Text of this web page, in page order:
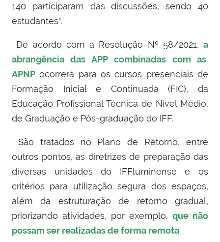
140 participaram das discussões, sendo 40
estudantes".
De acordo com a Resolução Nº 58/2021, a
abrangência das APP combinadas com as
APNP ocorrerá para os cursos presenciais de
Formação Inicial e Continuada (FIC), da
Educação Profissional Técnica de Nível Médio,
de Graduação e Pós-graduação do IFF.
São tratados no Plano de Retorno, entre
outros pontos, as diretrizes de preparação das
diversas unidades do IFFluminense e os
critérios para utilização segura dos espaços,
além da estruturação de retorno gradual,
priorizando atividades, por exemplo, que não
possam ser realizadas de forma remota.